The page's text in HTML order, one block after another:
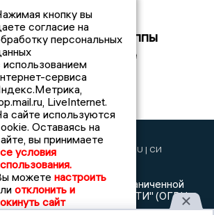
банкротства группы
заводом в Воронеже
2019 © VORONEZHNEWS.RU | СИ
«Воронежские новости»
Общество с ограниченной
"РЕГИОНАЛЬНЫЕ НОВОСТИ" (ОГРН
кнопку вы
согласие на
персональных
использованием
сервиса
LiveInternet.
сайте используются
Оставаясь на
вы принимаете
условия
можете настроить
отклонить и
сайт